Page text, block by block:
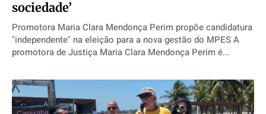
sociedade’
Promotora Maria Clara Mendonça Perim propõe candidatura
"independente" na eleição para a nova gestão do MPES A
promotora de Justiça Maria Clara Mendonça Perim é...